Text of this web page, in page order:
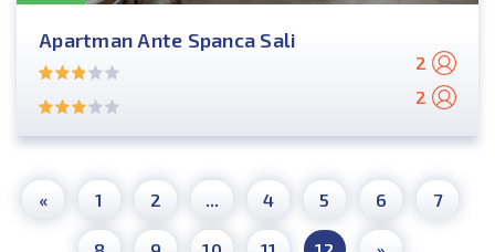
Apartman Ante Spanca Sali
2
2
« 1 2 ... 4 5 6 7